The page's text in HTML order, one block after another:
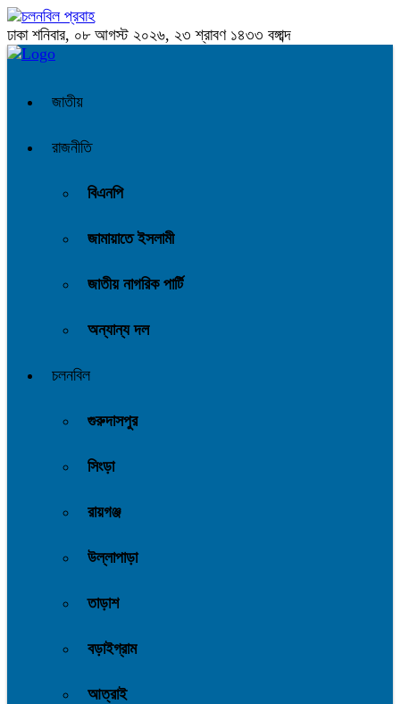
ঢাকা শনিবার, ০৮ আগস্ট ২০২৬, ২৩ শ্রাবণ ১৪৩৩ বঙ্গাব্দ
জাতীয়
রাজনীতি
বিএনপি
জামায়াতে ইসলামী
জাতীয় নাগরিক পার্টি
অন্যান্য দল
চলনবিল
গুরুদাসপুর
সিংড়া
রায়গঞ্জ
উল্লাপাড়া
তাড়াশ
বড়াইগ্রাম
আত্রাই